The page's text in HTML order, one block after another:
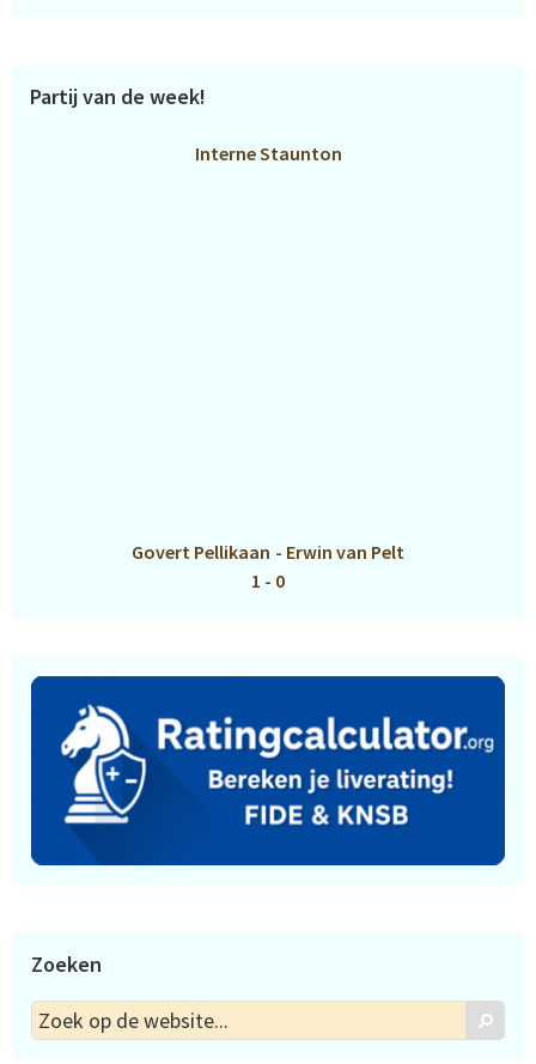
Partij van de week!
Interne Staunton
Govert Pellikaan - Erwin van Pelt
1 - 0
Zoeken
Zoek
op
Zoek